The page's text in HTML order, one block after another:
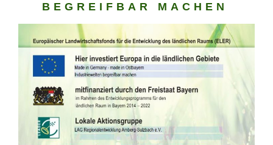
BEGREIFBAR MACHEN